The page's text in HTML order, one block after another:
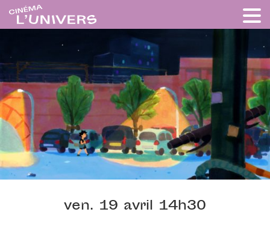
ven. 19 avril 14h30